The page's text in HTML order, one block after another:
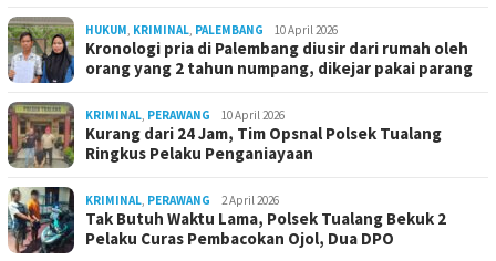
HUKUM, KRIMINAL, PALEMBANG 10 April 2026
Kronologi pria di Palembang diusir dari rumah oleh
orang yang 2 tahun numpang, dikejar pakai parang
KRIMINAL, PERAWANG 10 April 2026
Kurang dari 24 Jam, Tim Opsnal Polsek Tualang
Ringkus Pelaku Penganiayaan
KRIMINAL, PERAWANG 2 April 2026
Tak Butuh Waktu Lama, Polsek Tualang Bekuk 2
Pelaku Curas Pembacokan Ojol, Dua DPO